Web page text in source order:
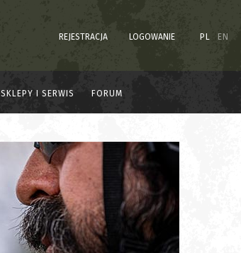
REJESTRACJA LOGOWANIE PL EN
SKLEPY I SERWIS FORUM